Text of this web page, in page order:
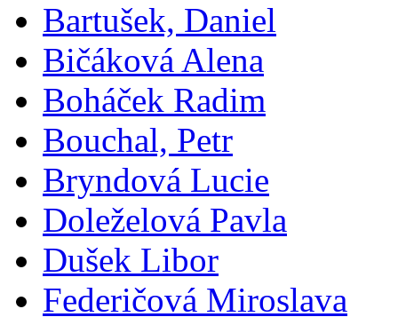
Bartušek, Daniel
Bičáková Alena
Boháček Radim
Bouchal, Petr
Bryndová Lucie
Doleželová Pavla
Dušek Libor
Federičová Miroslava